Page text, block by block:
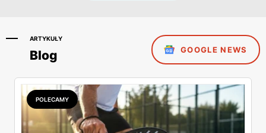
ARTYKUŁY
Blog GOOGLE NEWS
POLECAMY